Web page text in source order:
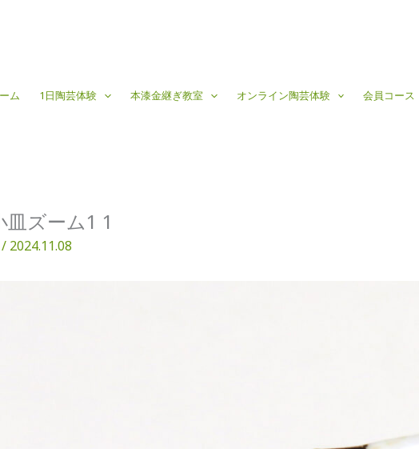
ム 1日陶芸体験 本漆金継ぎ教室 オンライン陶芸体験 会員コース
ズーム1 1
/ 2024.11.08